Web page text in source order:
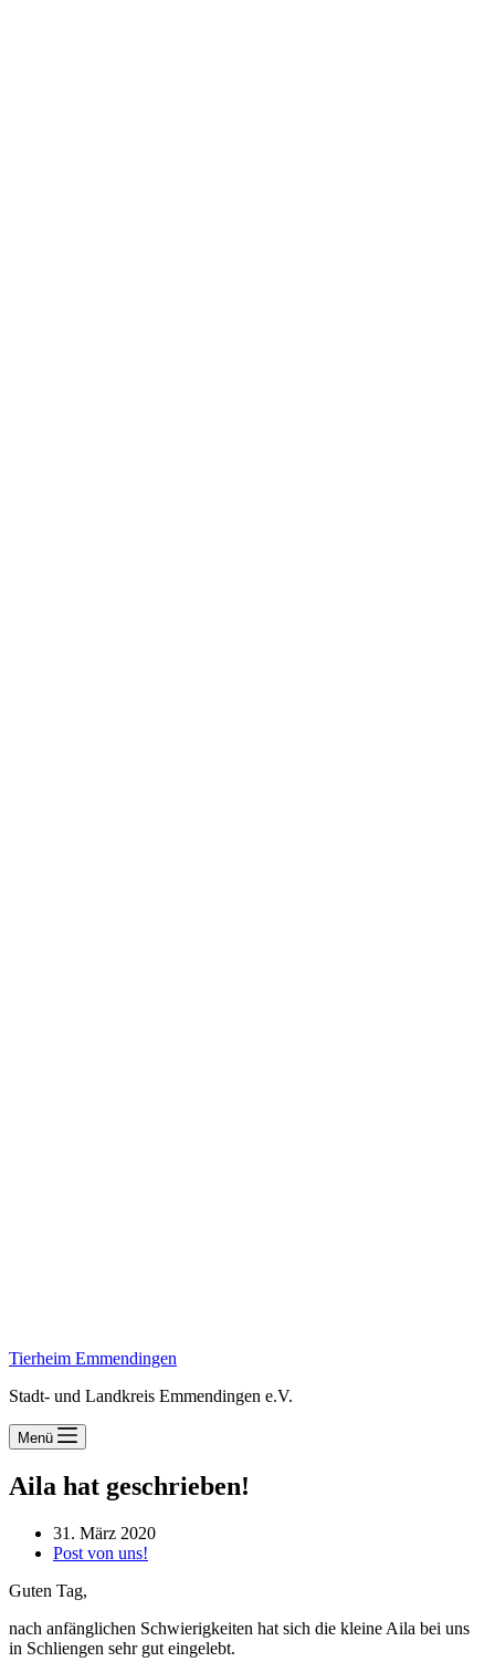
Tierheim Emmendingen
Stadt- und Landkreis Emmendingen e.V.
Menü
Aila hat geschrieben!
31. März 2020
Post von uns!
Guten Tag,
nach anfänglichen Schwierigkeiten hat sich die kleine Aila bei uns
in Schliengen sehr gut eingelebt.